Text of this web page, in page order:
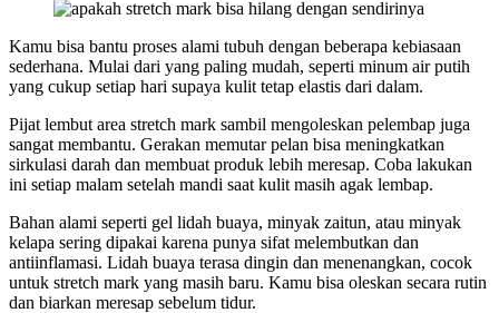
Kamu bisa bantu proses alami tubuh dengan beberapa kebiasaan
sederhana. Mulai dari yang paling mudah, seperti minum air putih
yang cukup setiap hari supaya kulit tetap elastis dari dalam.
Pijat lembut area stretch mark sambil mengoleskan pelembap juga
sangat membantu. Gerakan memutar pelan bisa meningkatkan
sirkulasi darah dan membuat produk lebih meresap. Coba lakukan
ini setiap malam setelah mandi saat kulit masih agak lembap.
Bahan alami seperti gel lidah buaya, minyak zaitun, atau minyak
kelapa sering dipakai karena punya sifat melembutkan dan
antiinflamasi. Lidah buaya terasa dingin dan menenangkan, cocok
untuk stretch mark yang masih baru. Kamu bisa oleskan secara rutin
dan biarkan meresap sebelum tidur.